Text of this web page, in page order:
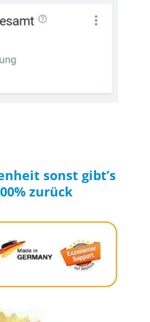
sonst gibt’s
zurück